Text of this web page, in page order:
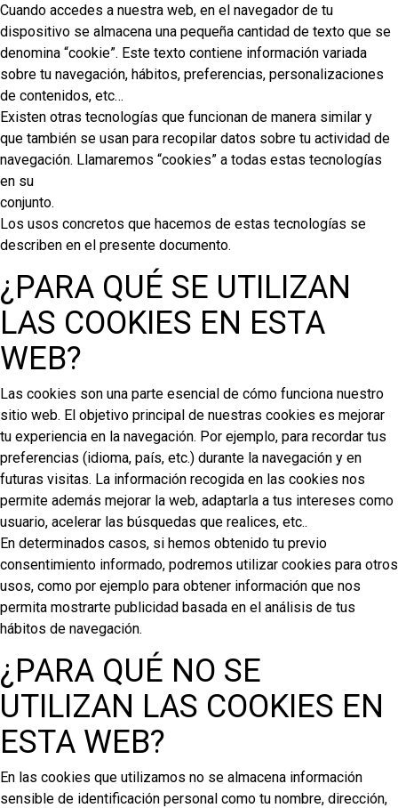
Cuando accedes a nuestra web, en el navegador de tu
dispositivo se almacena una pequeña cantidad de texto que se
denomina “cookie”. Este texto contiene información variada
sobre tu navegación, hábitos, preferencias, personalizaciones
de contenidos, etc…
Existen otras tecnologías que funcionan de manera similar y
que también se usan para recopilar datos sobre tu actividad de
navegación. Llamaremos “cookies” a todas estas tecnologías
en su
conjunto.
Los usos concretos que hacemos de estas tecnologías se
describen en el presente documento.
¿PARA QUÉ SE UTILIZAN
LAS COOKIES EN ESTA
WEB?
Las cookies son una parte esencial de cómo funciona nuestro
sitio web. El objetivo principal de nuestras cookies es mejorar
tu experiencia en la navegación. Por ejemplo, para recordar tus
preferencias (idioma, país, etc.) durante la navegación y en
futuras visitas. La información recogida en las cookies nos
permite además mejorar la web, adaptarla a tus intereses como
usuario, acelerar las búsquedas que realices, etc..
En determinados casos, si hemos obtenido tu previo
consentimiento informado, podremos utilizar cookies para otros
usos, como por ejemplo para obtener información que nos
permita mostrarte publicidad basada en el análisis de tus
hábitos de navegación.
¿PARA QUÉ NO SE
UTILIZAN LAS COOKIES EN
ESTA WEB?
En las cookies que utilizamos no se almacena información
sensible de identificación personal como tu nombre, dirección,